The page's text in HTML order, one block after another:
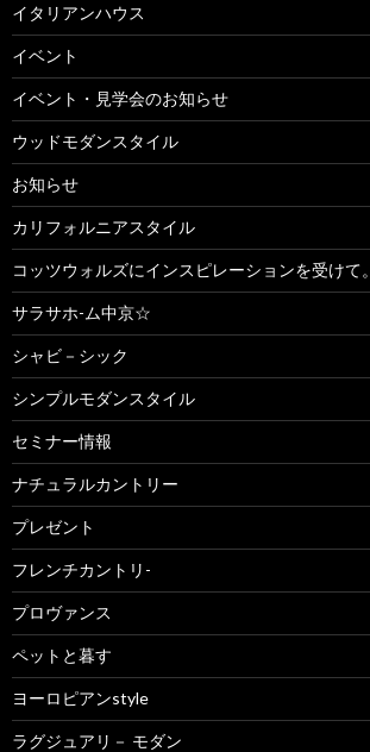
イタリアンハウス
イベント
イベント・見学会のお知らせ
ウッドモダンスタイル
お知らせ
カリフォルニアスタイル
コッツウォルズにインスピレーションを受けて。
サラサホ-ム中京☆
シャビ－シック
シンプルモダンスタイル
セミナー情報
ナチュラルカントリー
プレゼント
フレンチカントリ-
プロヴァンス
ペットと暮す
ヨーロピアンstyle
ラグジュアリ－ モダン